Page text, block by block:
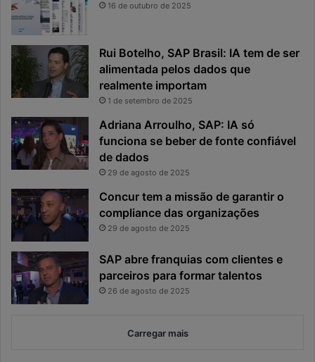
16 de outubro de 2025
Rui Botelho, SAP Brasil: IA tem de ser
alimentada pelos dados que
realmente importam
1 de setembro de 2025
Adriana Arroulho, SAP: IA só
funciona se beber de fonte confiável
de dados
29 de agosto de 2025
Concur tem a missão de garantir o
compliance das organizações
29 de agosto de 2025
SAP abre franquias com clientes e
parceiros para formar talentos
26 de agosto de 2025
Carregar mais